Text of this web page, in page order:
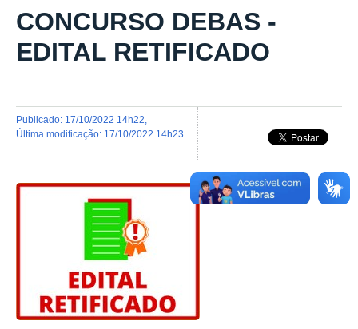
CONCURSO DEBAS -
EDITAL RETIFICADO
publicado: 17/10/2022 14h22
última modificação: 17/10/2022 14h23